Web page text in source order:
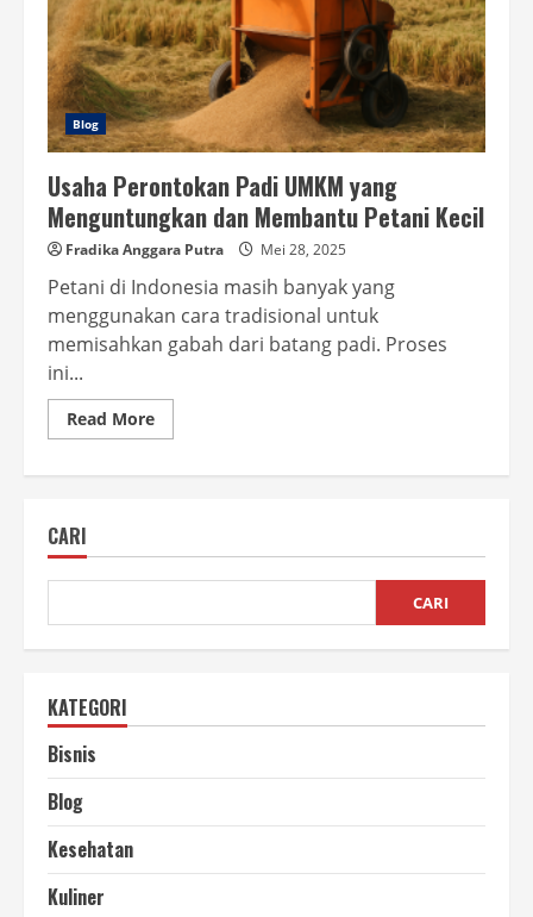
Blog
Usaha Perontokan Padi UMKM yang
Menguntungkan dan Membantu Petani Kecil
Fradika Anggara Putra Mei 28, 2025
Petani di Indonesia masih banyak yang
menggunakan cara tradisional untuk
memisahkan gabah dari batang padi. Proses
ini...
Read MoreRead
more
Menguntungkan
Membantu
CARI
CARI
KATEGORI
Bisnis
Blog
Kesehatan
Kuliner